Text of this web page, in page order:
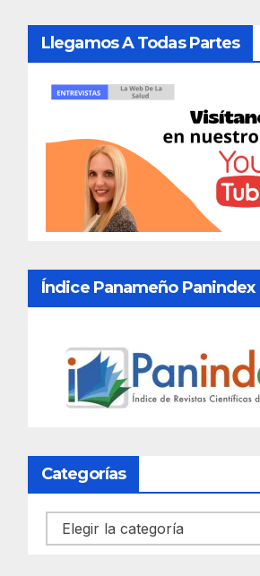
Llegamos A Todas Partes
Índice Panameño Panindex
Categorías
Categorías